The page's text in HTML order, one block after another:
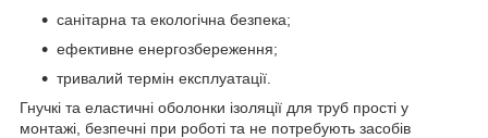
санітарна та екологічна безпека;
ефективне енергозбереження;
тривалий термін експлуатації.
Гнучкі та еластичні оболонки ізоляції для труб прості у
монтажі, безпечні при роботі та не потребують засобів